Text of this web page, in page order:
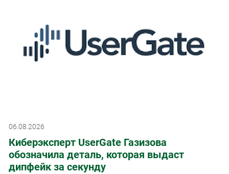
06.08.2026
Киберэксперт UserGate Газизова
обозначила деталь, которая выдаст
дипфейк за секунду